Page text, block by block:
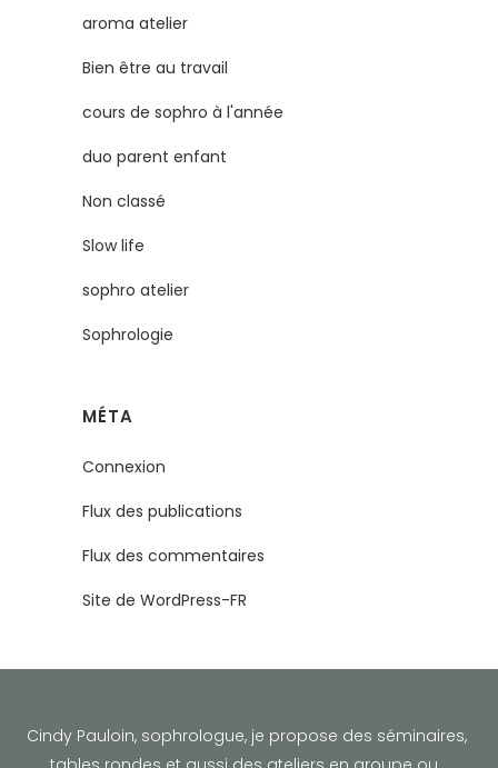
aroma atelier
Bien être au travail
cours de sophro à l'année
duo parent enfant
Non classé
Slow life
sophro atelier
Sophrologie
MÉTA
Connexion
Flux des publications
Flux des commentaires
Site de WordPress-FR
Cindy Pauloin, sophrologue, je propose des séminaires,